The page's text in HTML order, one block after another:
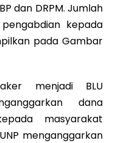
dan DRPM. Jumlah
kepada
pada Gambar
menjadi BLU
dana
masyarakat
menganggarkan